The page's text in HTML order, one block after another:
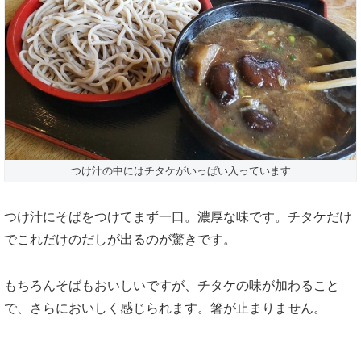
つけ汁の中にはチタケがいっぱい入っています
つけ汁にそばをつけてまず一口。濃厚な味です。チタケだけ
でこれだけのだしが出るのが驚きです。
もちろんそばもおいしいですが、チタケの味が加わること
で、さらにおいしく感じられます。箸が止まりません。